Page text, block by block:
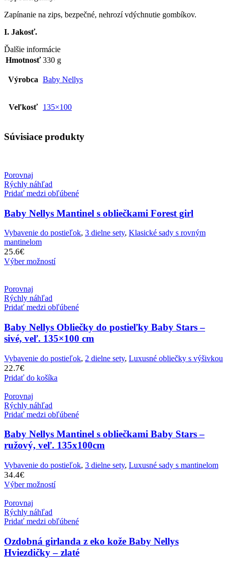
Zapínanie na zips, bezpečné, nehrozí vdýchnutie gombíkov.
I. Jakosť.
Ďalšie informácie
Hmotnosť 330 g
Výrobca Baby Nellys
Veľkosť 135×100
Súvisiace produkty
Porovnaj
Rýchly náhľad
Pridať medzi obľúbené
Baby Nellys Mantinel s obliečkami Forest girl
Vybavenie do postieľok, 3 dielne sety, Klasické sady s rovným
mantinelom
25.6€
Výber možností
Porovnaj
Rýchly náhľad
Pridať medzi obľúbené
Baby Nellys Obliečky do postieľky Baby Stars –
sivé, veľ. 135×100 cm
Vybavenie do postieľok, 2 dielne sety, Luxusné obliečky s výšivkou
22.7€
Pridať do košíka
Porovnaj
Rýchly náhľad
Pridať medzi obľúbené
Baby Nellys Mantinel s obliečkami Baby Stars –
ružový, veľ. 135x100cm
Vybavenie do postieľok, 3 dielne sety, Luxusné sady s mantinelom
34.4€
Výber možností
Porovnaj
Rýchly náhľad
Pridať medzi obľúbené
Ozdobná girlanda z eko kože Baby Nellys
Hviezdičky – zlaté